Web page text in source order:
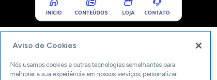
INICIO CONTEÚDOS LOJA CONTATO
Aviso de Cookies
Nós usamos cookies e outras tecnologias semelhantes para
melhorar a sua experiência em nossos serviços, personalizar